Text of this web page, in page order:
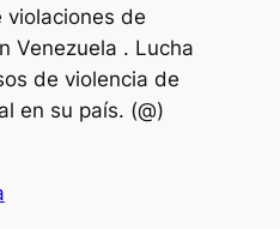
violaciones de
Venezuela . Lucha
de violencia de
en su país. (@)